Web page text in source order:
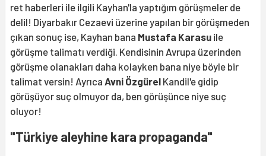
ret haberleri ile ilgili Kayhan'la yaptığım görüşmeler de
delil! Diyarbakır Cezaevi üzerine yapılan bir görüşmeden
çıkan sonuç ise, Kayhan bana Mustafa Karasu ile
görüşme talimatı verdiği. Kendisinin Avrupa üzerinden
görüşme olanakları daha kolayken bana niye böyle bir
talimat versin! Ayrıca Avni Özgürel Kandil'e gidip
görüşüyor suç olmuyor da, ben görüşünce niye suç
oluyor!
"Türkiye aleyhine kara propaganda"